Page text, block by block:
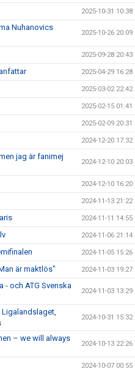
2025-10-31 10:38
Nuhanovics
2025-10-26 20:09
2025-09-28 20:43
2025-04-29 16:28
2025-03-02 22:42
2025-02-15 01:41
2025-02-09 20:31
2024-12-20 17:32
jag är fanimej
2024-12-10 20:03
2024-12-10 16:20
2024-11-13 21:22
2024-11-11 14:55
2024-11-06 21:14
2024-11-05 15:26
är maktlös" 2024-11-03 19:27
- och ATG Svenska
2024-11-03 13:29
2024-10-31 15:32
– we will always
2024-10-13 22:26
2024-10-07 00:55